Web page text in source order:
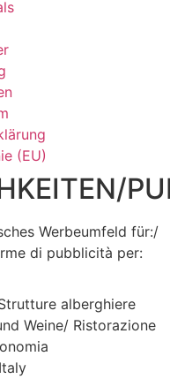
(EU)
Werbeumfeld für:/
di pubblicità per:
alberghiere
Weine/ Ristorazione